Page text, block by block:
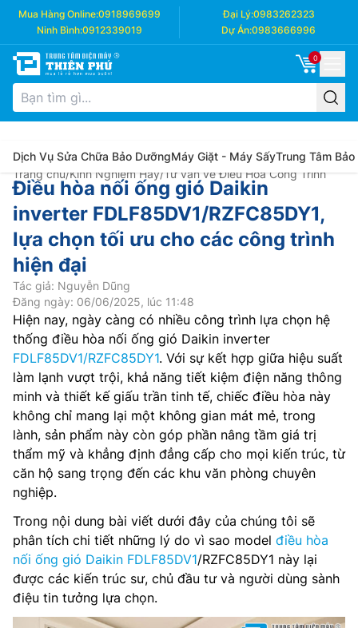
Mua Hàng Online:0918969699 Đại Lý:0983262323
Ninh Bình:0912339019 Dự Án:0983666996
0
Dịch Vụ Sửa Chữa Bảo DưỡngMáy Giặt - Máy SấyTrung Tâm Bảo
Trang chủ/Kinh Nghiệm Hay/Tư vấn về Điều Hòa Công Trình
Điều hòa nối ống gió Daikin
inverter FDLF85DV1/RZFC85DY1,
lựa chọn tối ưu cho các công trình
hiện đại
Tác giả: Nguyễn Dũng
Đăng ngày: 06/06/2025, lúc 11:48
Hiện nay, ngày càng có nhiều công trình lựa chọn hệ
thống điều hòa nối ống gió Daikin inverter
FDLF85DV1/RZFC85DY1. Với sự kết hợp giữa hiệu suất
làm lạnh vượt trội, khả năng tiết kiệm điện năng thông
minh và thiết kế giấu trần tinh tế, chiếc điều hòa này
không chỉ mang lại một không gian mát mẻ, trong
lành, sản phẩm này còn góp phần nâng tầm giá trị
thẩm mỹ và khẳng định đẳng cấp cho mọi kiến trúc, từ
căn hộ sang trọng đến các khu văn phòng chuyên
nghiệp.
Trong nội dung bài viết dưới đây của chúng tôi sẽ
phân tích chi tiết những lý do vì sao model điều hòa
nối ống gió Daikin FDLF85DV1/RZFC85DY1 này lại
được các kiến trúc sư, chủ đầu tư và người dùng sành
điệu tin tưởng lựa chọn.